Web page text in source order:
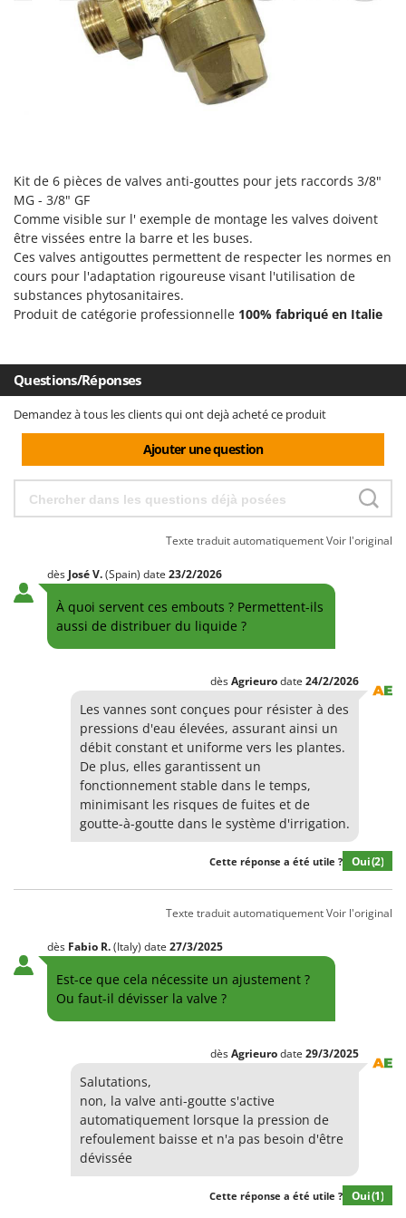
Désherbeurs thermiques et mécaniques
Déshumidificateurs
Effeuilleuses pour olives
Égreneuses à maïs
Électropompes pour la maison et le jardin
Éleveuses artificielles pour poussins
Enfouisseurs de pierres
Enrouleurs de filets pour olives
Épépineuses
Équipements de protection des voies respiratoires
F
Fendeuses à bois
Filets pour la Récolte des olives
Filtres pour vin et huile
Fourches pour tracteur
Fours d'extérieur - intérieur pour pizza et cuisine
Fours électriques
Fraises rotatives pour tracteur
Friteuses sans huile
Générateurs d'air chaud
Godets à terre basculants pour tracteur
Groupes électrogènes
H
Herses à Dents
Herses Rotatives
Lames niveleuses pour tracteur
Lave-vitres
Lieuses électriques pour vignes
Bosch
Brumi
Campagnola
Campingaz
Castelgarden
Castellari
Ceccato Olindo
Char-Broil
Clementi
Cofra
Comet
Cruccolini
CTEK
DCG
Deca
DeWalt
Diavola Pro
Diesse
Docma
Dominion
Dreame
Elegen
Energy Gruppi
Enotecnica Pillan
EuroMech
Eurosystems
Fama Industrie
Kit de 6 pièces de valves anti-gouttes pour jets raccords 3/8"
MG - 3/8" GF
Comme visible sur l' exemple de montage les valves doivent
être vissées entre la barre et les buses.
Ces valves antigouttes permettent de respecter les normes en
cours pour l'adaptation rigoureuse visant l'utilisation de
substances phytosanitaires.
Produit de catégorie professionnelle 100% fabriqué en Italie
Questions/Réponses
Demandez à tous les clients qui ont dejà acheté ce produit
Ajouter une question
Texte traduit automatiquementVoir l'original
dès JoséV.(Spain) date 23/2/2026
À quoi servent ces embouts ? Permettent-ils
aussi de distribuer du liquide ?
dèsAgrieurodate 24/2/2026
Les vannes sont conçues pour résister à des
pressions d'eau élevées, assurant ainsi un
débit constant et uniforme vers les plantes.
De plus, elles garantissent un
fonctionnement stable dans le temps,
minimisant les risques de fuites et de
goutte-à-goutte dans le système d'irrigation.
Cette réponse a été utile ? Oui(2)
Texte traduit automatiquementVoir l'original
dès Fabio R.(Italy) date 27/3/2025
Est-ce que cela nécessite un ajustement ?
Ou faut-il dévisser la valve ?
dèsAgrieurodate 29/3/2025
Salutations,
non, la valve anti-goutte s'active
automatiquement lorsque la pression de
refoulement baisse et n'a pas besoin d'être
dévissée
Cette réponse a été utile ? Oui(1)